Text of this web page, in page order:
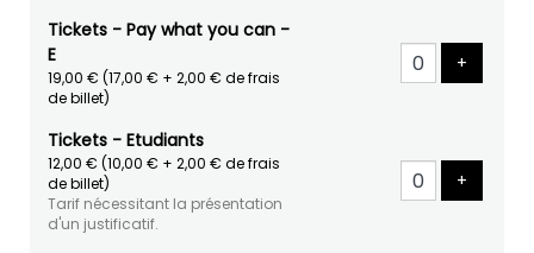
Tickets - Pay what you can -
E
19,00 € (17,00 € + 2,00 € de frais
de billet)
+
Tickets - Etudiants
12,00 € (10,00 € + 2,00 € de frais
de billet)
Tarif nécessitant la présentation
d'un justificatif.
+